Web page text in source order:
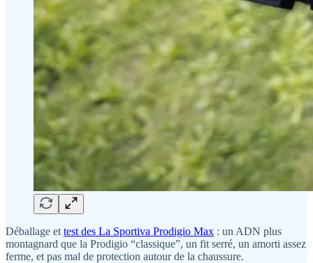
Déballage et test des La Sportiva Prodigio Max : un ADN plus
montagnard que la Prodigio “classique”, un fit serré, un amorti assez
ferme, et pas mal de protection autour de la chaussure.